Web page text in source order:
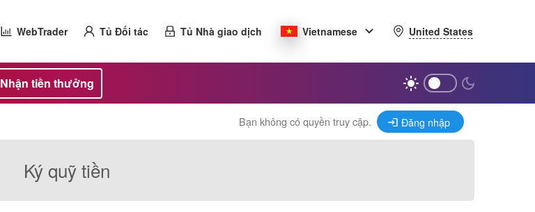
WebTrader Tủ Đối tác Tủ Nhà giao dịch Vietnamese United States
Nhận tiền thưởng
Bạn không có quyền truy cập. Đăng nhập
Ký quỹ tiền